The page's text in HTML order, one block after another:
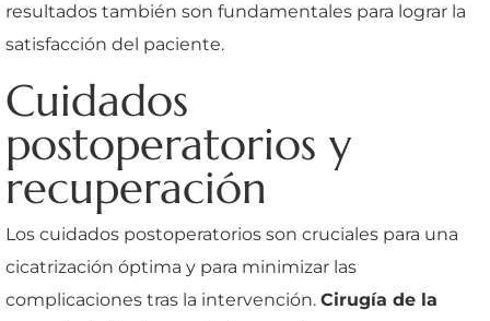
resultados también son fundamentales para lograr la
satisfacción del paciente.
Cuidados
postoperatorios y
recuperación
Los cuidados postoperatorios son cruciales para una
cicatrización óptima y para minimizar las
complicaciones tras la intervención. Cirugía de la